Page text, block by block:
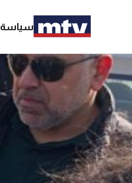
سياسة